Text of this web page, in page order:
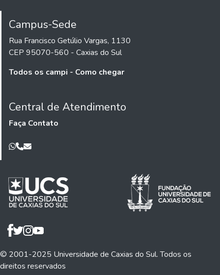
Campus-Sede
Rua Francisco Getúlio Vargas, 1130
CEP 95070-560 - Caxias do Sul
Todos os campi - Como chegar
Central de Atendimento
Faça Contato
© 2001-2025 Universidade de Caxias do Sul. Todos os
direitos reservados